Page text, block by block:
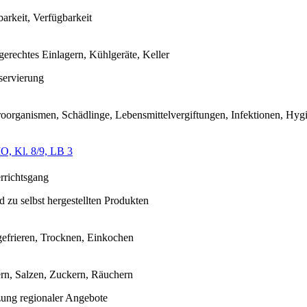
Verfügbarkeit
Einlagern, Kühlgeräte, Keller
Schädlinge, Lebensmittelvergiftungen, Infektionen,
Kl. 8/9, LB 3
zu selbst hergestellten Produkten
Trocknen, Einkochen
Salzen, Zuckern, Räuchern
regionaler Angebote